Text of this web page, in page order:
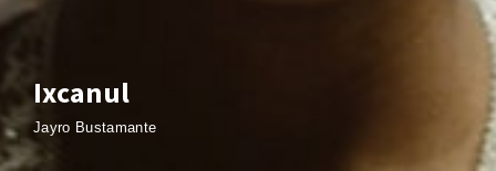
Ixcanul
Jayro Bustamante